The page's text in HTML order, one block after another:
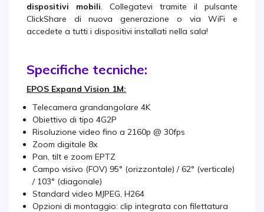
dispositivi mobili. Collegatevi tramite il pulsante
ClickShare di nuova generazione o via WiFi e
accedete a tutti i dispositivi installati nella sala!
Specifiche tecniche:
EPOS Expand Vision 1M:
Telecamera grandangolare 4K
Obiettivo di tipo 4G2P
Risoluzione video fino a 2160p @ 30fps
Zoom digitale 8x
Pan, tilt e zoom EPTZ
Campo visivo (FOV) 95° (orizzontale) / 62° (verticale)
/ 103° (diagonale)
Standard video MJPEG, H264
Opzioni di montaggio: clip integrata con filettatura